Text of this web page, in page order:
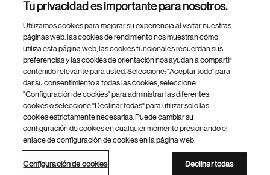
Footer Site Search
inferior
del
© 2026 Novartis AG
Política de privacidad Términos de uso
Accesibilidad
Configuración de cookies
Mapa del sitio
Tu privacidad es importante para nosotros.
Utilizamos cookies para mejorar su experiencia al visitar nuestras
páginas web: las cookies de rendimiento nos muestran cómo
utiliza esta página web, las cookies funcionales recuerdan sus
preferencias y las cookies de orientación nos ayudan a compartir
contenido relevante para usted. Seleccione: "Aceptar todo" para
dar su consentimiento a todas las cookies, seleccione
"Configuración de cookies" para administrar las diferentes
cookies o seleccione "Declinar todas" para utilizar solo las
cookies estrictamente necesarias. Puede cambiar su
configuración de cookies en cualquier momento presionando el
enlace de configuración de cookies en la página web.
Configuración de cookies Declinar todas